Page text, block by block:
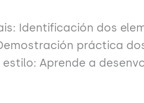
Identificación dos
práctica
estilo: Aprende a